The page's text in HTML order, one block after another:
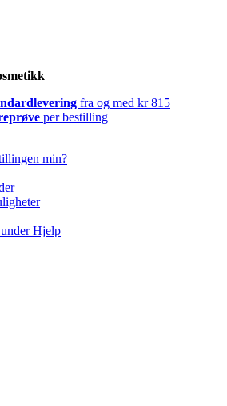
fra og med kr 815
per bestilling
min?
Hjelp